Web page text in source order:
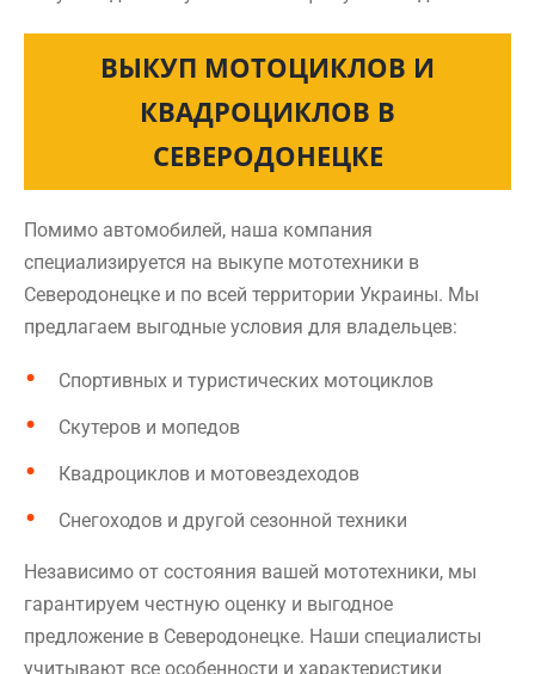
ВЫКУП МОТОЦИКЛОВ И
КВАДРОЦИКЛОВ В
СЕВЕРОДОНЕЦКЕ
Помимо автомобилей, наша компания
специализируется на выкупе мототехники в
Северодонецке и по всей территории Украины. Мы
предлагаем выгодные условия для владельцев:
Спортивных и туристических мотоциклов
Скутеров и мопедов
Квадроциклов и мотовездеходов
Снегоходов и другой сезонной техники
Независимо от состояния вашей мототехники, мы
гарантируем честную оценку и выгодное
предложение в Северодонецке. Наши специалисты
учитывают все особенности и характеристики